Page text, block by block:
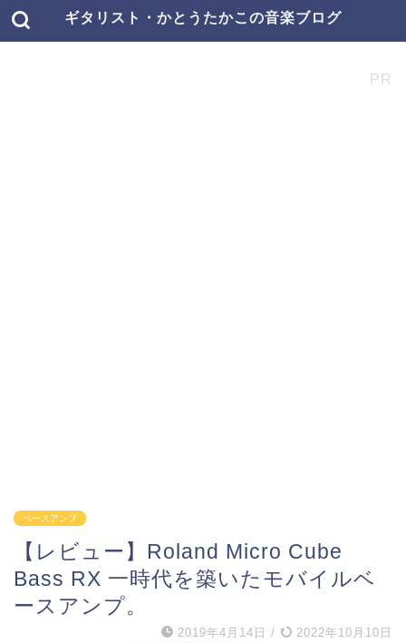
ギタリスト・かとうたかこの音楽ブログ
PR
ベースアンプ
【レビュー】Roland Micro Cube
Bass RX 一時代を築いたモバイルベ
ースアンプ。
2019年4月14日 / 2022年10月10日